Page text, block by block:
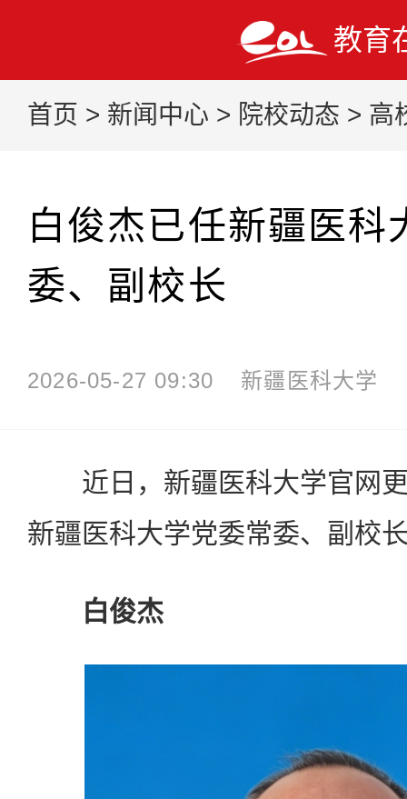
教育
首页 > 新闻中心 > 院校动态 > 高
白俊杰已任新疆医科
委、副校长
2026-05-27 09:30 新疆医科大学
近日，新疆医科大学官网更
新疆医科大学党委常委、副校
白俊杰